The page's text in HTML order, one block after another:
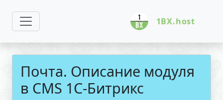
1BX.host
Почта. Описание модуля
в CMS 1С-Битрикс